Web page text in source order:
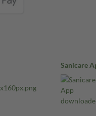
Sanicare